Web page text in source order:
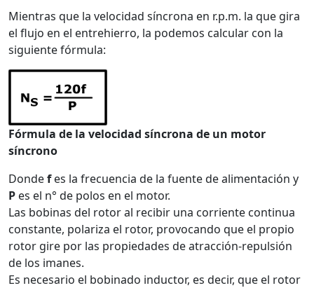
Mientras que la velocidad síncrona en r.p.m. la que gira
el flujo en el entrehierro, la podemos calcular con la
siguiente fórmula:
Fórmula de la velocidad síncrona de un motor
síncrono
Dondefes la frecuencia de la fuente de alimentación y
P es el n° de polos en el motor.
Las bobinas del rotor al recibir una corriente continua
constante, polariza el rotor, provocando que el propio
rotor gire por las propiedades de atracción-repulsión
de los imanes.
Es necesario el bobinado inductor, es decir, que el rotor